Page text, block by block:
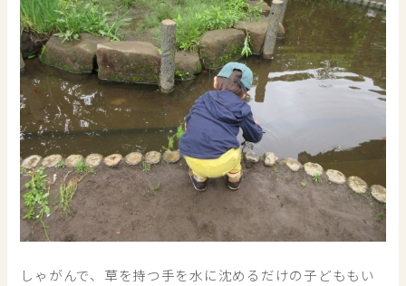
しゃがんで、草を持つ手を水に沈めるだけの子どももい